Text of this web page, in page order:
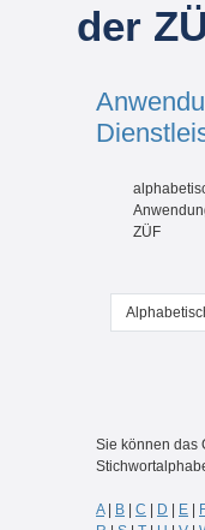
der
ZÜF
Sie können
Sie können das
A| B | C | D | E |